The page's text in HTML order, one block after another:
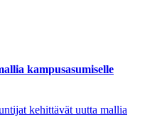
kampusasumiselle
kehittävät uutta mallia